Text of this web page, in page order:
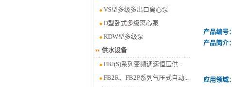
VS型多级多出口离心泵
D型卧式多级离心泵
KDW型多级泵
供水设备
FBJ(S)系列变频调速恒压供...
FB2R、FB2P系列气压式自动...
产品编号：
产品简介：
应用领域：